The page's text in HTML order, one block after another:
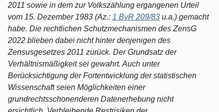
2011 sowie in dem zur Volkszählung ergangenen Urteil
vom 15. Dezember 1983 (Az.: 1 BvR 209/83 u.a.) gemacht
habe. Die rechtlichen Schutzmechanismen des ZensG
2022 blieben dabei nicht hinter denjenigen des
Zensusgesetzes 2011 zurück. Der Grundsatz der
Verhältnismäßigkeit sei gewahrt. Auch unter
Berücksichtigung der Fortentwicklung der statistischen
Wissenschaft seien Möglichkeiten einer
grundrechtsschonenderen Datenerhebung nicht